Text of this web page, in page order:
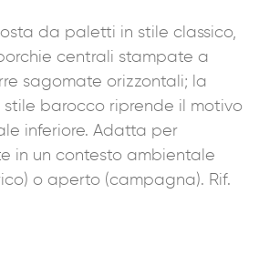
da paletti in stile classico,
centrali stampate a
sagomate orizzontali; la
barocco riprende il motivo
inferiore. Adatta per
in un contesto ambientale
o aperto (campagna). Rif.